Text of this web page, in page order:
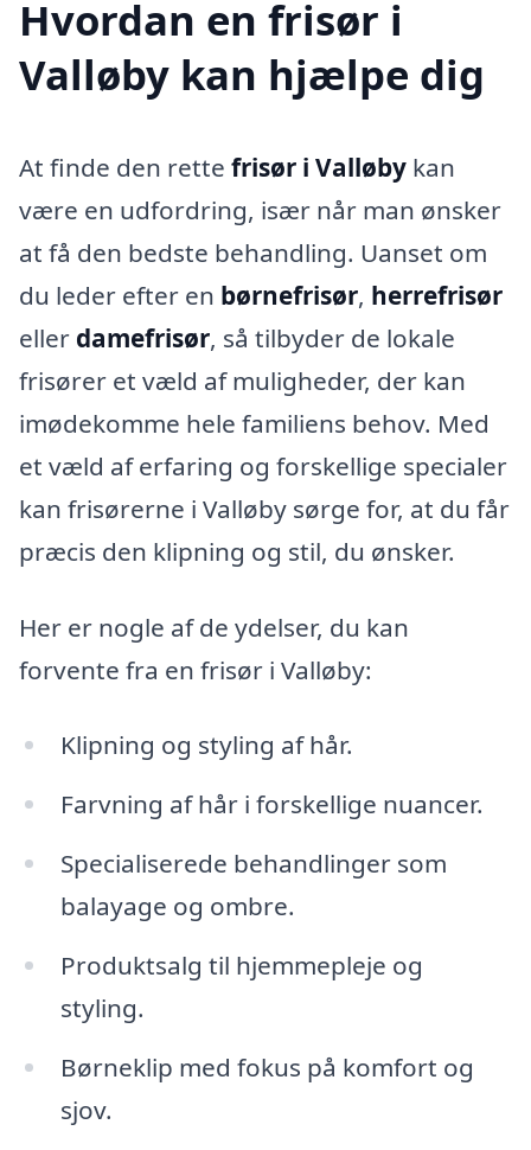
Hvordan en frisør i
Valløby kan hjælpe dig
At finde den rette frisør i Valløby kan
være en udfordring, især når man ønsker
at få den bedste behandling. Uanset om
du leder efter en børnefrisør, herrefrisør
eller damefrisør, så tilbyder de lokale
frisører et væld af muligheder, der kan
imødekomme hele familiens behov. Med
et væld af erfaring og forskellige specialer
kan frisørerne i Valløby sørge for, at du får
præcis den klipning og stil, du ønsker.
Her er nogle af de ydelser, du kan
forvente fra en frisør i Valløby:
Klipning og styling af hår.
Farvning af hår i forskellige nuancer.
Specialiserede behandlinger som
balayage og ombre.
Produktsalg til hjemmepleje og
styling.
Børneklip med fokus på komfort og
sjov.